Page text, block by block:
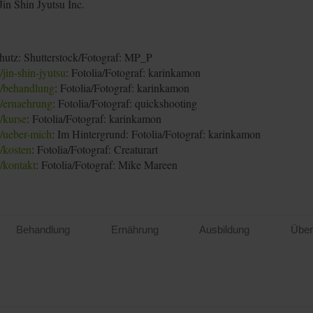
Shin Jyutsu Inc.
Shutterstock/Fotograf: MP_P
shin-jyutsu: Fotolia/Fotograf: karinkamon
: Fotolia/Fotograf: karinkamon
: Fotolia/Fotograf: quickshooting
: Fotolia/Fotograf: karinkamon
mich: Im Hintergrund: Fotolia/Fotograf: karinkamon
: Fotolia/Fotograf: Creaturart
: Fotolia/Fotograf: Mike Mareen
Behandlung Ernährung Ausbildung